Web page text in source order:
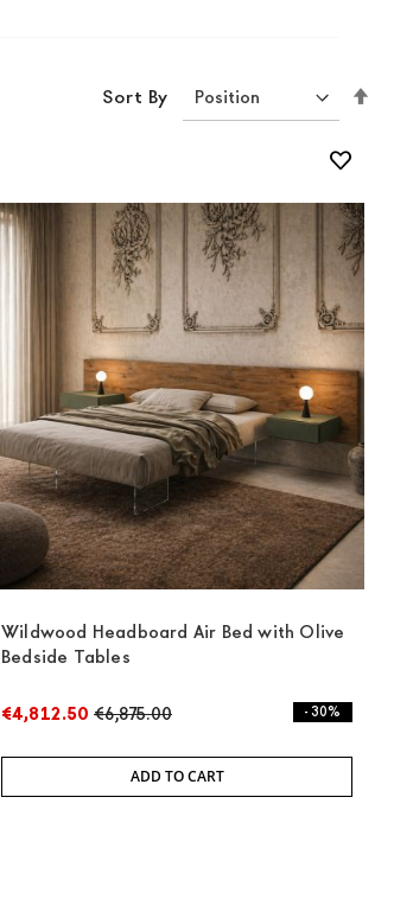
Sort By
Wildwood Headboard Air Bed with Olive
Bedside Tables
€4,812.50 €6,875.00 - 30%
ADD TO CART